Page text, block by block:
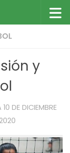
y
10 DE DICIEMBRE